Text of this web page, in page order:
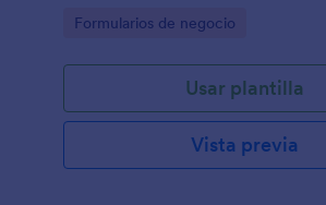
Go to Category:
Formularios de negocio
Usar plantilla
Vista previa